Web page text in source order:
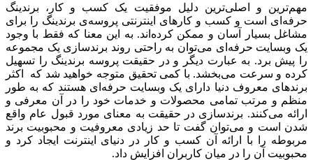
و اصلی‌ترین دلیل موفقیت یک کسب و کار، برندینگ
است و کسب و کارهای اینترنتی پروسه‌ی برندینگ را برای
بسیار آسان و ممکن کرده‌اند. به این معنا که فقط با وجود
حرفه‌ای می‌توان به راحتی روند برندسازی یک مجموعه
برد. به عبارت دیگر و در حقیقت پروسه برندینگ را تسهیل
و سرعت می‌بخشد. با کمی تحقیق متوجه خواهید شد که اکثر
معروف دنیا دارای یک وبسایت حرفه‌ای هستند که به طور
و مرتب تمامی محصولات و خدمات خود را در آن معرفی و
می‌کنند. برندسازی در حقیقت به معنای مورد قبول عام واقع
و می‌توان گفت تا حد زیادی معروفیت و محبوبیت برند
را با ارائه آن کسب و کار در دنیای اینترنت ایجاد کرد و
آن را در میان کاربران افزایش داد.